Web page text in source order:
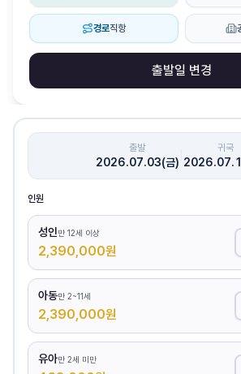
경로직항
출발일 변경
출발
2026.07.03(금)
귀국
인원
성인만 12세 이상
2,390,000원
아동만 2~11세
2,390,000원
유아만 2세 미만